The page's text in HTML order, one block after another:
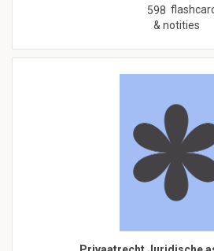
598
& notities